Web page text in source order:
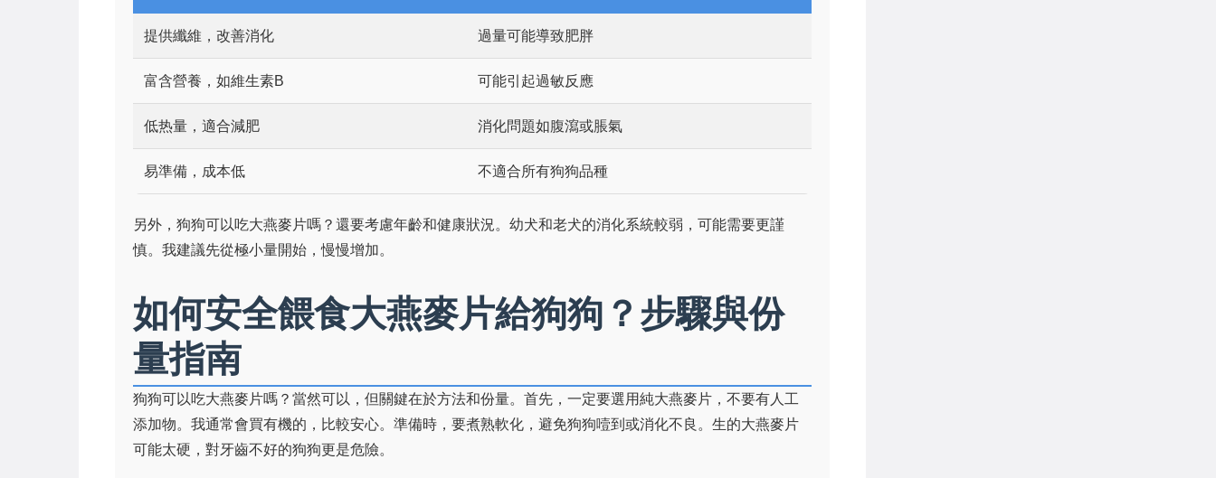
提供纖維，改善消化 過量可能導致肥胖
富含營養，如維生素B 可能引起過敏反應
低热量，適合減肥 消化問題如腹瀉或脹氣
易準備，成本低 不適合所有狗狗品種
另外，狗狗可以吃大燕麥片嗎？還要考慮年齡和健康狀況。幼犬和老犬的消化系統較弱，可能需要更謹
慎。我建議先從極小量開始，慢慢增加。
如何安全餵食大燕麥片給狗狗？步驟與份
量指南
狗狗可以吃大燕麥片嗎？當然可以，但關鍵在於方法和份量。首先，一定要選用純大燕麥片，不要有人工
添加物。我通常會買有機的，比較安心。準備時，要煮熟軟化，避免狗狗噎到或消化不良。生的大燕麥片
可能太硬，對牙齒不好的狗狗更是危險。